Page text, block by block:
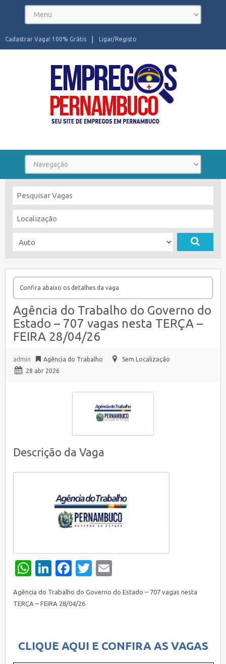
Ligar/Registo
Cadastrar Vaga! 100% Grátis
Confira abaixo os detalhes da vaga
Agência do Trabalho do Governo do
Estado – 707 vagas nesta TERÇA –
FEIRA 28/04/26
admin Agência do Trabalho
Sem Localização
28 abr 2026
Descrição da Vaga
WhatsApp
LinkedIn
Facebook
Twitter
Agência do Trabalho do Governo do Estado – 707 vagas nesta
TERÇA – FEIRA 28/04/26
CLIQUE AQUI E CONFIRA AS VAGAS